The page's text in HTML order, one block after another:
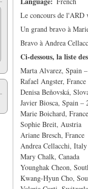
Le concours de l'ARD
Un grand bravo à
Bravo à Andrea
Ci-dessous, la liste
Marta Alvarez, Spain
Rafael Angster, France
Denisa Beňovská,
Javier Biosca, Spain –
Marie Boichard,
Sophie Breit, Austria
Ariane Bresch, France
Andrea Cellacchi,
Mary Chalk, Canada
Younghak Cheon,
Kwang-Hyun Cho,